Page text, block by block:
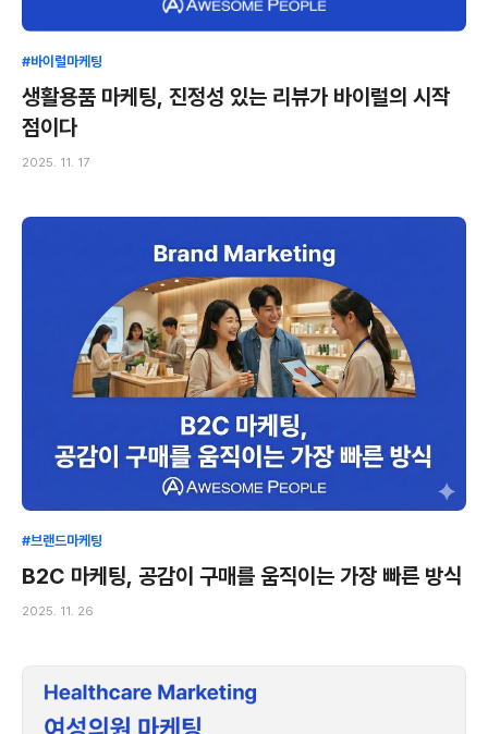
#바이럴마케팅
생활용품 마케팅, 진정성 있는 리뷰가 바이럴의 시작
점이다
2025. 11. 17
#브랜드마케팅
B2C 마케팅, 공감이 구매를 움직이는 가장 빠른 방식
2025. 11. 26